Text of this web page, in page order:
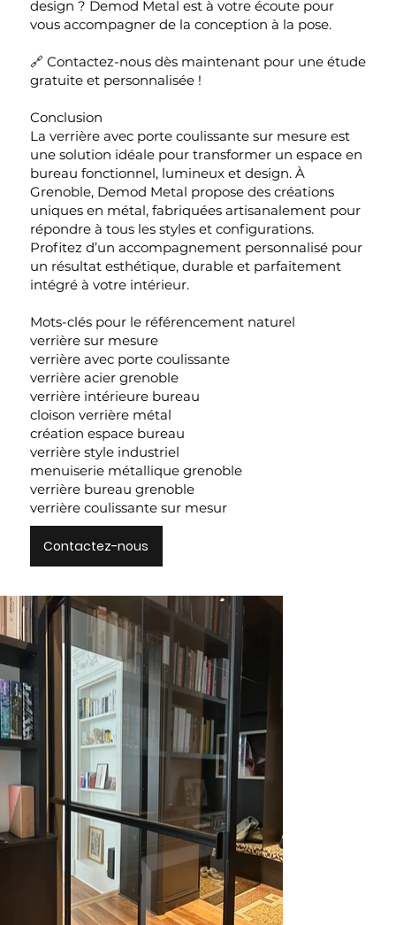
design ? Demod Metal est à votre écoute pour
vous accompagner de la conception à la pose.
🔗 Contactez-nous dès maintenant pour une étude
gratuite et personnalisée !
Conclusion
La verrière avec porte coulissante sur mesure est
une solution idéale pour transformer un espace en
bureau fonctionnel, lumineux et design. À
Grenoble, Demod Metal propose des créations
uniques en métal, fabriquées artisanalement pour
répondre à tous les styles et configurations.
Profitez d’un accompagnement personnalisé pour
un résultat esthétique, durable et parfaitement
intégré à votre intérieur.
Mots-clés pour le référencement naturel
verrière sur mesure
verrière avec porte coulissante
verrière acier grenoble
verrière intérieure bureau
cloison verrière métal
création espace bureau
verrière style industriel
menuiserie métallique grenoble
verrière bureau grenoble
verrière coulissante sur mesur
Contactez-nous